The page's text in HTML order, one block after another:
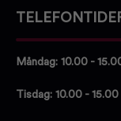
Måndag: 10.00 -
Tisdag: 10.00 - 15.00